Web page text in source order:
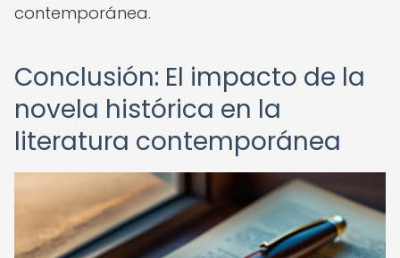
contemporánea.
Conclusión: El impacto de la
novela histórica en la
literatura contemporánea